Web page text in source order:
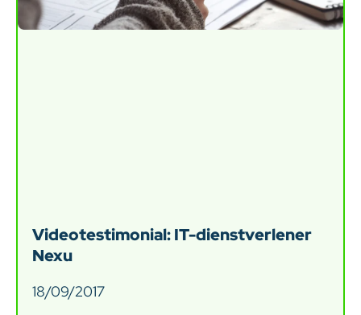
Videotestimonial: IT-dienstverlener
Nexu
18/09/2017